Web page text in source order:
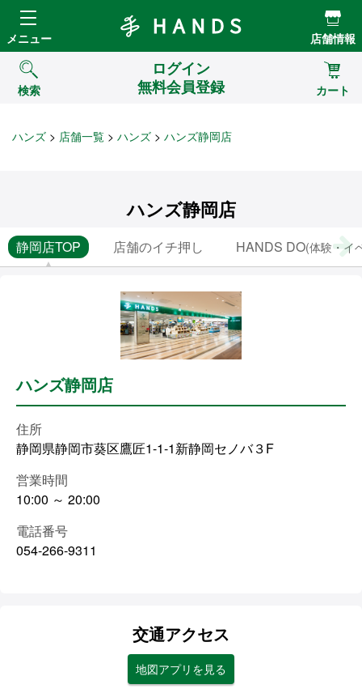
Hands ハンズ
メニュー 店舗情報
検索
ログイン
無料会員登録
カート
ハンズ 店舗一覧 ハンズ ハンズ静岡店
ハンズ静岡店
静岡店TOP 店舗のイチ押し HANDS DO(体験・イ
ハンズ静岡店
住所
静岡県静岡市葵区鷹匠1-1-1新静岡セノバ３F
営業時間
10:00 ～ 20:00
電話番号
054-266-9311
交通アクセス
地図アプリを見る